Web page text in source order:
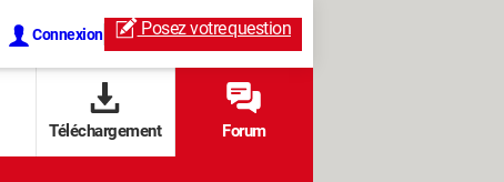
Connexion Posez votrequestion
Téléchargement Forum